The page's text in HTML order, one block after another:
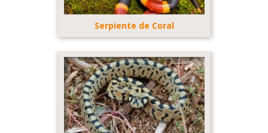
Serpiente de Coral